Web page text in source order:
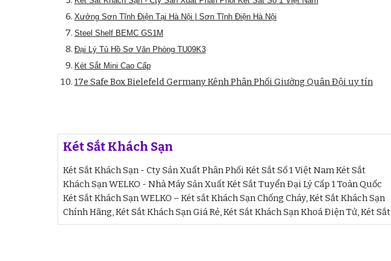
Xưởng Sơn Tĩnh Điện Tại Hà Nội | Sơn Tĩnh Điện Hà Nội
Steel Shelf BEMC GS1M
Đại Lý Tủ Hồ Sơ Văn Phòng TU09K3
Két Sắt Mini Cao Cấp
17e Safe Box Bielefeld Germany Kênh Phân Phối Giường Quân Đội uy tín
Két Sắt Khách Sạn
Két Sắt Khách Sạn - Cty Sản Xuất Phân Phối Két Sắt Số 1 Việt Nam Két Sắt
Khách Sạn WELKO - Nhà Máy Sản Xuất Két Sắt Tuyển Đại Lý Cấp 1 Toàn Quốc
Két Sắt Khách Sạn WELKO – Két sắt Khách Sạn Chống Cháy, Két Sắt Khách Sạn
Chính Hãng, Két Sắt Khách Sạn Giá Rẻ, Két Sắt Khách Sạn Khoá Điện Tử, Két Sắt